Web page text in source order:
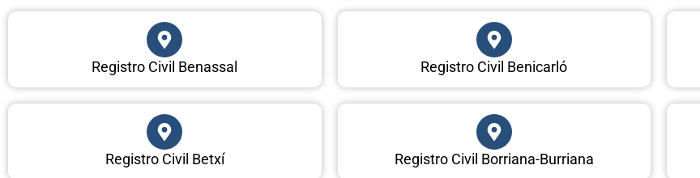
Registro Civil Benassal Registro Civil Benicarló
Registro Civil Betxí Registro Civil Borriana-Burriana